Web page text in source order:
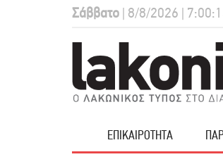
Σάββατο | 8/8/2026 |
ΕΠΙΚΑΙΡΟΤΗΤΑ